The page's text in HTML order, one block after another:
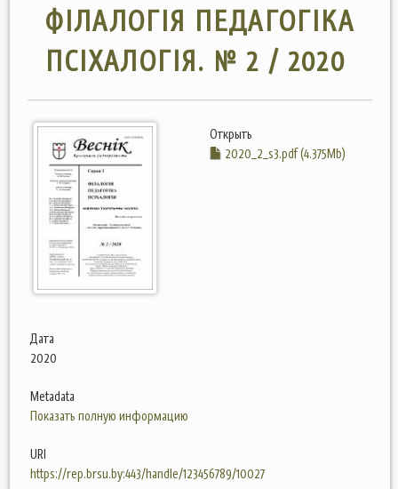
ФІЛАЛОГІЯ ПЕДАГОГІКА
ПСІХАЛОГІЯ. № 2 / 2020
Открыть
2020_2_s3.pdf (4.375Mb)
Дата
2020
Metadata
Показать полную информацию
URI
https://rep.brsu.by:443/handle/123456789/10027